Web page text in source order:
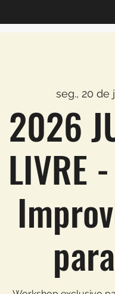
seg., 20 de
2026
LIVRE